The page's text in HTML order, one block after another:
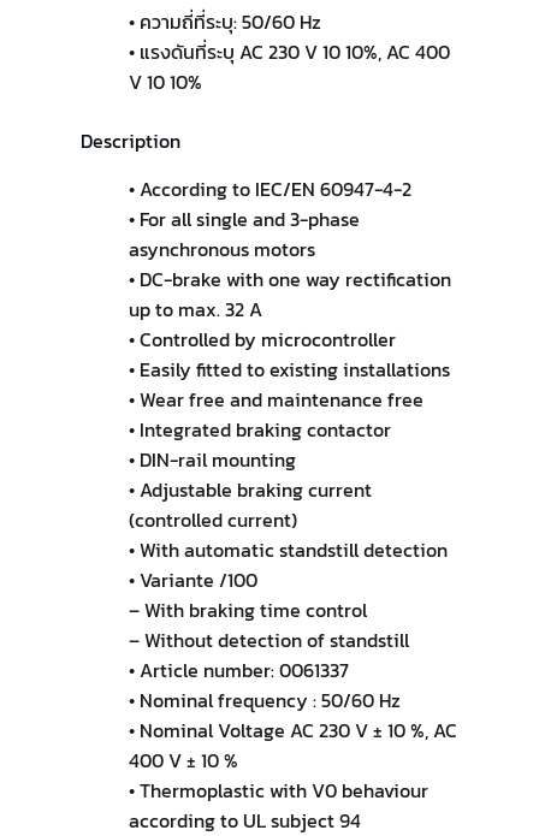
• ความถี่ที่ระบุ: 50/60 Hz
• แรงดันที่ระบุ AC 230 V 10 10%, AC 400
V 10 10%
Description
• According to IEC/EN 60947-4-2
• For all single and 3-phase
asynchronous motors
• DC-brake with one way rectification
up to max. 32 A
• Controlled by microcontroller
• Easily fitted to existing installations
• Wear free and maintenance free
• Integrated braking contactor
• DIN-rail mounting
• Adjustable braking current
(controlled current)
• With automatic standstill detection
• Variante /100
– With braking time control
– Without detection of standstill
• Article number: 0061337
• Nominal frequency : 50/60 Hz
• Nominal Voltage AC 230 V ± 10 %, AC
400 V ± 10 %
• Thermoplastic with V0 behaviour
according to UL subject 94